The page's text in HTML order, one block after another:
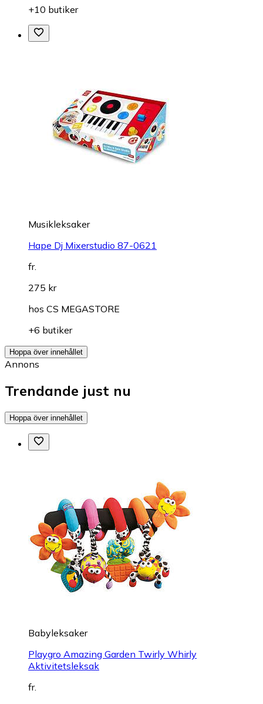
+10 butiker
Musikleksaker
Hape Dj Mixerstudio 87-0621
fr.
275 kr
hos CS MEGASTORE
+6 butiker
Hoppa över innehållet
Annons
Trendande just nu
Hoppa över innehållet
Babyleksaker
Playgro Amazing Garden Twirly Whirly
Aktivitetsleksak
fr.